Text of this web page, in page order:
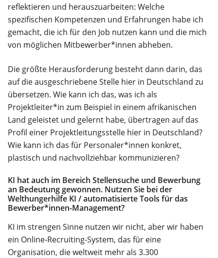
reflektieren und herauszuarbeiten: Welche
spezifischen Kompetenzen und Erfahrungen habe ich
gemacht, die ich für den Job nutzen kann und die mich
von möglichen Mitbewerber*innen abheben.
Die größte Herausforderung besteht dann darin, das
auf die ausgeschriebene Stelle hier in Deutschland zu
übersetzen. Wie kann ich das, was ich als
Projektleiter*in zum Beispiel in einem afrikanischen
Land geleistet und gelernt habe, übertragen auf das
Profil einer Projektleitungsstelle hier in Deutschland?
Wie kann ich das für Personaler*innen konkret,
plastisch und nachvollziehbar kommunizieren?
KI hat auch im Bereich Stellensuche und Bewerbung
an Bedeutung gewonnen. Nutzen Sie bei der
Welthungerhilfe KI / automatisierte Tools für das
Bewerber*innen-Management?
KI im strengen Sinne nutzen wir nicht, aber wir haben
ein Online-Recruiting-System, das für eine
Organisation, die weltweit mehr als 3.300